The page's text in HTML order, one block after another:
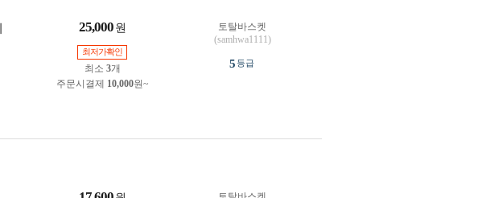
25,000 원
최저가확인
최소 3개
주문시결제 10,000원~
토탈바스켓
(samhwa1111)
5등급